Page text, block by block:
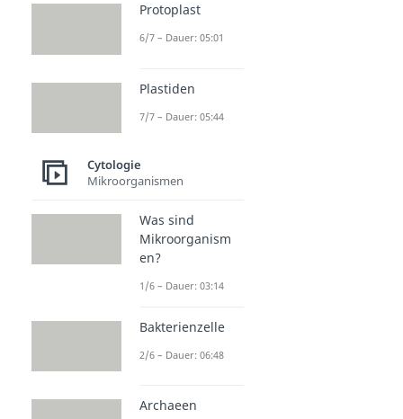
Protoplast
6/7 – Dauer: 05:01
Plastiden
7/7 – Dauer: 05:44
Cytologie
Mikroorganismen
Was sind
Mikroorganism
en?
1/6 – Dauer: 03:14
Bakterienzelle
2/6 – Dauer: 06:48
Archaeen